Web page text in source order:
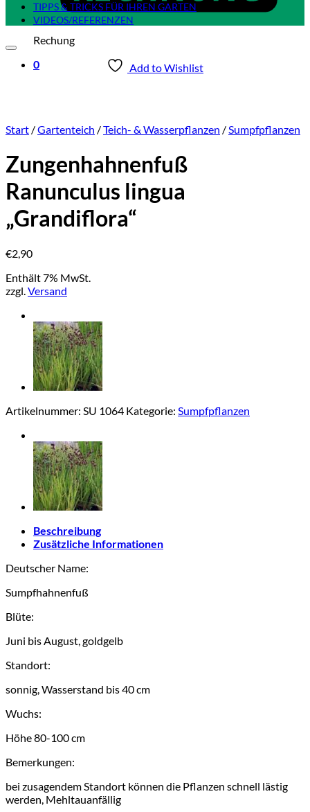
Rechung
0
TIPPS & TRICKS FÜR IHREN GARTEN
VIDEOS/REFERENZEN
Add to Wishlist
Start /Gartenteich /Teich- & Wasserpflanzen /Sumpfpflanzen
Zungenhahnenfuß
Ranunculus lingua
„Grandiflora“
€2,90
Enthält 7% MwSt.
zzgl.Versand
Artikelnummer: SU 1064 Kategorie: Sumpfpflanzen
Beschreibung
Zusätzliche Informationen
Deutscher Name:
Sumpfhahnenfuß
Blüte:
Juni bis August, goldgelb
Standort:
sonnig, Wasserstand bis 40 cm
Wuchs:
Höhe 80-100 cm
Bemerkungen:
bei zusagendem Standort können die Pflanzen schnell lästig
werden, Mehltauanfällig